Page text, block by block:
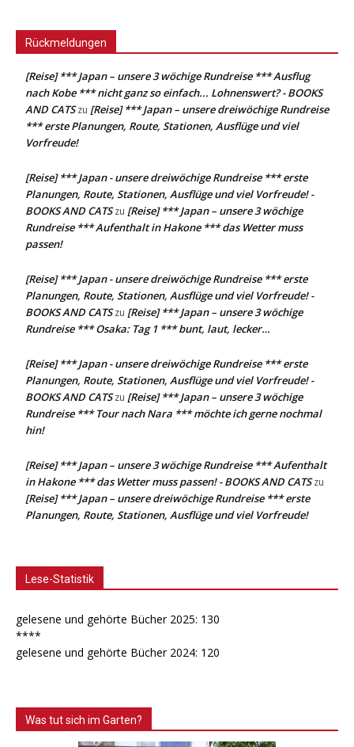
Rückmeldungen
[Reise] *** Japan – unsere 3 wöchige Rundreise *** Ausflug
nach Kobe *** nicht ganz so einfach... Lohnenswert? - BOOKS
AND CATSzu [Reise] *** Japan – unsere dreiwöchige Rundreise
*** erste Planungen, Route, Stationen, Ausflüge und viel
Vorfreude!
[Reise] *** Japan - unsere dreiwöchige Rundreise *** erste
Planungen, Route, Stationen, Ausflüge und viel Vorfreude! -
BOOKS AND CATSzu [Reise] *** Japan – unsere 3 wöchige
Rundreise *** Aufenthalt in Hakone *** das Wetter muss
passen!
[Reise] *** Japan - unsere dreiwöchige Rundreise *** erste
Planungen, Route, Stationen, Ausflüge und viel Vorfreude! -
BOOKS AND CATSzu [Reise] *** Japan – unsere 3 wöchige
Rundreise *** Osaka: Tag 1 *** bunt, laut, lecker…
[Reise] *** Japan - unsere dreiwöchige Rundreise *** erste
Planungen, Route, Stationen, Ausflüge und viel Vorfreude! -
BOOKS AND CATSzu [Reise] *** Japan – unsere 3 wöchige
Rundreise *** Tour nach Nara *** möchte ich gerne nochmal
hin!
[Reise] *** Japan – unsere 3 wöchige Rundreise *** Aufenthalt
in Hakone *** das Wetter muss passen! - BOOKS AND CATSzu
[Reise] *** Japan – unsere dreiwöchige Rundreise *** erste
Planungen, Route, Stationen, Ausflüge und viel Vorfreude!
Lese-Statistik
gelesene und gehörte Bücher 2025: 130
****
gelesene und gehörte Bücher 2024: 120
Was tut sich im Garten?